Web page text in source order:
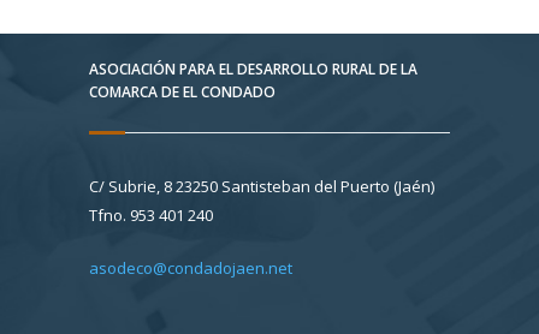
ASOCIACIÓN PARA EL DESARROLLO RURAL DE LA
COMARCA DE EL CONDADO
C/ Subrie, 8 23250 Santisteban del Puerto (Jaén)
Tfno. 953 401 240
asodeco@condadojaen.net